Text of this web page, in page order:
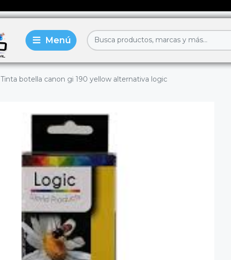
Tinta botella canon gi 190 yellow alternativa logic